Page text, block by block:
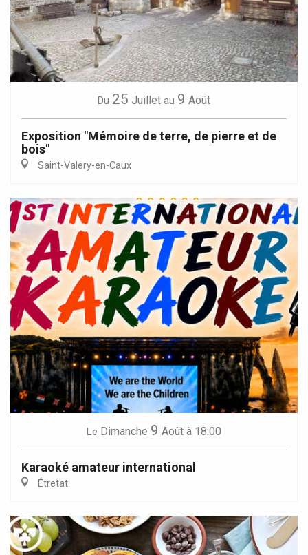
Du 25 Juillet au 9 Août
Exposition "Mémoire de terre, de pierre et de
bois"
Saint-Valery-en-Caux
Le Dimanche 9 Août à 18:00
Karaoké amateur international
Étretat